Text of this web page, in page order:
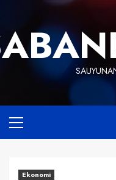
content
Menu
Ekonomi